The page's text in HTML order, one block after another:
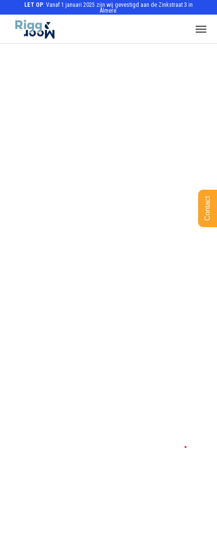
LET OP: Vanaf 1 januari 2025 zijn wij gevestigd aan de Zinkstraat 3 in
Almere.
.
Contact